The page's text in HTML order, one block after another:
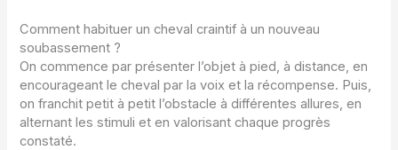
Comment habituer un cheval craintif à un nouveau
soubassement ?
On commence par présenter l’objet à pied, à distance, en
encourageant le cheval par la voix et la récompense. Puis,
on franchit petit à petit l’obstacle à différentes allures, en
alternant les stimuli et en valorisant chaque progrès
constaté.